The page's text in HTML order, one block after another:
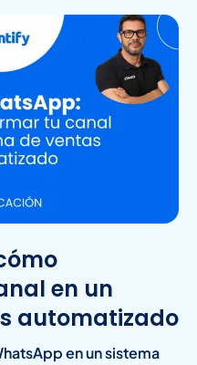
en un
automatizado
en un sistema